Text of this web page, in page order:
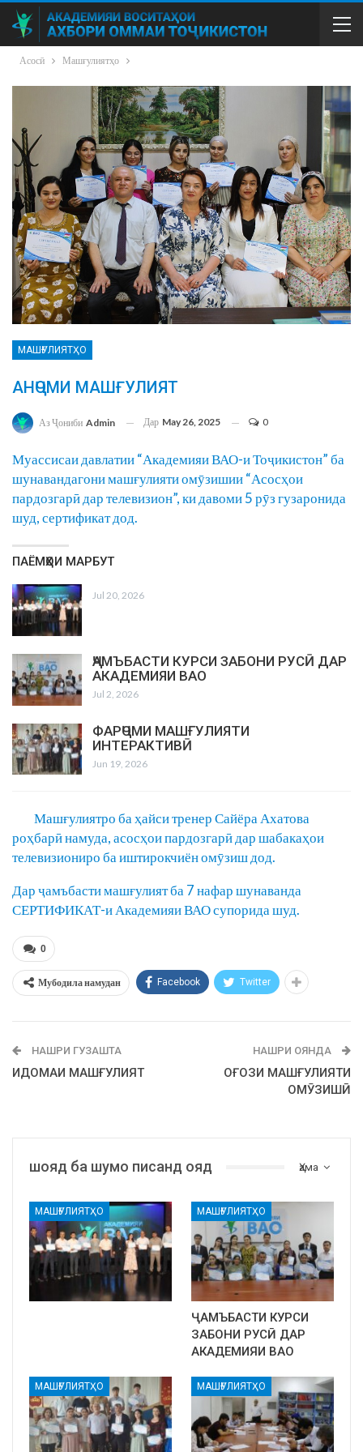
Асосӣ Машғулиятҳо
МАШҒУЛИЯТҲО
АНҶОМИ МАШҒУЛИЯТ
Аз Ҷониби Admin Дар May 26, 2025 0
Муассисаи давлатии “Академияи ВАО-и Тоҷикистон” ба
шунавандагони машғулияти омӯзишии “Асосҳои
пардозгарӣ дар телевизион”, ки давоми 5 рӯз гузаронида
шуд, сертификат дод.
ПАЁМҲОИ МАРБУТ
Jul 20, 2026
ҶАМЪБАСТИ КУРСИ ЗАБОНИ РУСӢ ДАР
АКАДЕМИЯИ ВАО
Jul 2, 2026
ФАРҶОМИ МАШҒУЛИЯТИ
ИНТЕРАКТИВӢ
Jun 19, 2026
Машғулиятро ба ҳайси тренер Сайёра Ахатова
роҳбарӣ намуда, асосҳои пардозгарӣ дар шабакаҳои
телевизиониро ба иштирокчиён омӯзиш дод.
Дар ҷамъбасти машғулият ба 7 нафар шунаванда
СЕРТИФИКАТ-и Академияи ВАО супорида шуд.
0
Мубодила намудан Facebook Twitter
НАШРИ ГУЗАШТА
ИДОМАИ МАШҒУЛИЯТ
НАШРИ ОЯНДА
ОҒОЗИ МАШҒУЛИЯТИ
ОМӮЗИШӢ
Ҳама
шояд ба шумо писанд ояд
МАШҒУЛИЯТҲО МАШҒУЛИЯТҲО
ҶАМЪБАСТИ КУРСИ
ЗАБОНИ РУСӢ ДАР
АКАДЕМИЯИ ВАО
МАШҒУЛИЯТҲО МАШҒУЛИЯТҲО